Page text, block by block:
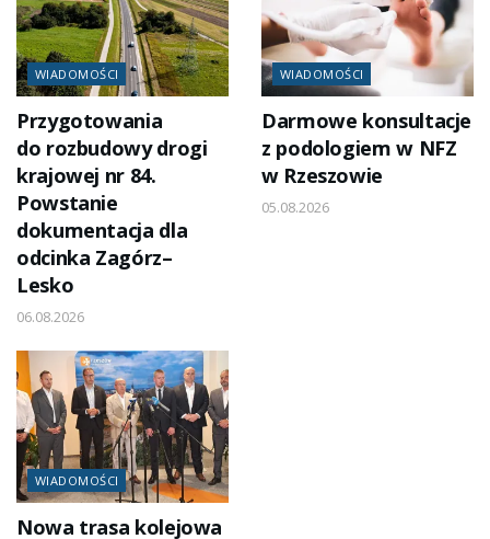
WIADOMOŚCI
Przygotowania
do rozbudowy drogi
krajowej nr 84.
Powstanie
dokumentacja dla
odcinka Zagórz–
Lesko
06.08.2026
WIADOMOŚCI
Darmowe konsultacje
z podologiem w NFZ
w Rzeszowie
05.08.2026
WIADOMOŚCI
Nowa trasa kolejowa